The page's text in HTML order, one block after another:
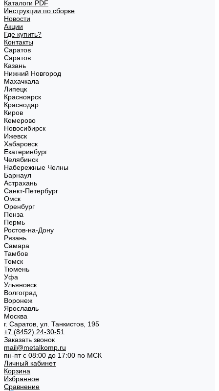
Каталоги PDF
Инструкции по сборке
Новости
Акции
Где купить?
Контакты
Саратов
Саратов
Казань
Нижний Новгород
Махачкала
Липецк
Красноярск
Краснодар
Киров
Кемерово
Новосибирск
Ижевск
Хабаровск
Екатеринбург
Челябинск
Набережные Челны
Барнаул
Астрахань
Санкт-Петербург
Омск
Оренбург
Пенза
Пермь
Ростов-на-Дону
Рязань
Самара
Тамбов
Томск
Тюмень
Уфа
Ульяновск
Волгоград
Воронеж
Ярославль
Москва
г. Саратов, ул. Танкистов, 195
+7 (8452) 24-30-51
Заказать звонок
mail@metalkomp.ru
пн-пт с 08:00 до 17:00 по МСК
Личный кабинет
Корзина
Избранное
Сравнение